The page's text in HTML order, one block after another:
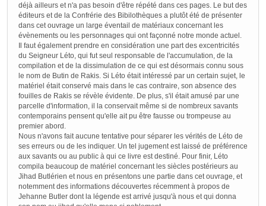
déjà ailleurs et n'a pas besoin d'être répété dans ces pages. Le but des
éditeurs et de la Confrérie des Bibilothèques a plutôt été de présenter
dans cet ouvrage un large éventail de matériaux concernant les
évènements ou les personnages qui ont façonné notre monde actuel.
Il faut également prendre en considération une part des excentricités
du Seigneur Léto, qui fut seul responsable de l'accumulation, de la
compilation et de la dissimulation de ce qui est désormais connu sous
le nom de Butin de Rakis. Si Léto était intéressé par un certain sujet, le
matériel était conservé mais dans le cas contraire, son absence des
fouilles de Rakis se révèle évidente. De plus, s'il était amusé par une
parcelle d'information, il la conservait même si de nombreux savants
contemporains pensent qu'elle ait pu être fausse ou trompeuse au
premier abord.
Nous n'avons fait aucune tentative pour séparer les vérités de Léto de
ses erreurs ou de les indiquer. Un tel jugement est laissé de préférence
aux savants ou au public à qui ce livre est destiné. Pour finir, Léto
compila beaucoup de matériel concernant les siècles postérieurs au
Jihad Butlérien et nous en présentons une partie dans cet ouvrage, et
notemment des informations découvertes récemment à propos de
Jehanne Butler dont la légende est arrivé jusqu'à nous et qui donna